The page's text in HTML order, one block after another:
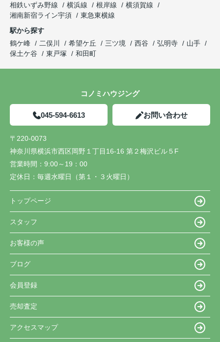
相鉄いずみ野線
横浜線 根岸線
横須賀線
湘南新宿ライン宇須
東急東横線
駅から探す
鶴ケ峰
二俣川 希望ケ丘 三ツ境 西谷 弘明寺
山手
保土ケ谷
東戸塚 和田町
コノミハウジング
045-594-6613 お問い合わせ
〒220-0073
神奈川県横浜市西区岡野１丁目16-16 第２梅沢ビル５F
営業時間： 9:00～19：00
定休日： 毎週水曜日（第１・３火曜日）
トップページ
スタッフ
お客様の声
ブログ
会員登録
売却査定
アクセスマップ